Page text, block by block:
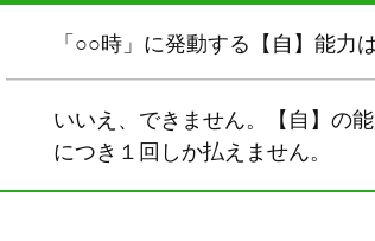
「○○時」に発動する【自】能力
いいえ、できません。【自】の
につき１回しか払えません。